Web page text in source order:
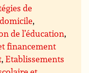
de
,
de l’éducation,
financement
,Etablissements